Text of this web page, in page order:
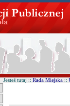
Jesteś tutaj :: Rada Miejska ::